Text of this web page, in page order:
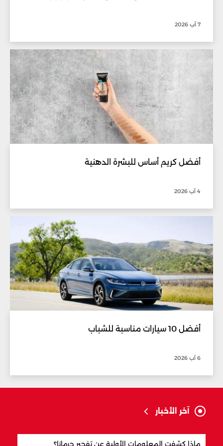
7 آب 2026
أفضل كريم أساس للبشرة الدهنية
4 آب 2026
أفضل 10 سيارات مناسبة للشباب
6 آب 2026
آخر الأخبار